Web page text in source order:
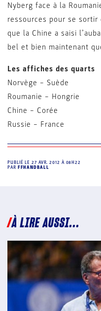
Nyberg face à la
ressources pour se
que la Chine a saisi
bel et bien maintenant
Les affiches des quarts
Norvège – Suède
Roumanie – Hongrie
Chine – Corée
Russie – France
PUBLIÉ LE27 AVR. 2012 À 08H22
PAR FFHANDBALL
À LIRE AUSSI...